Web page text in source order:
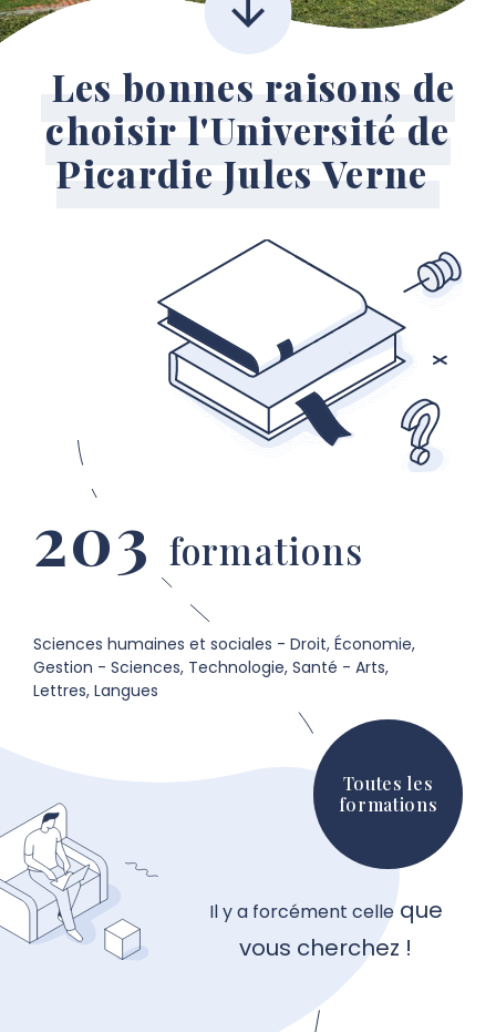
Les bonnes raisons de
choisir l'Université de
Picardie Jules Verne
203 formations
Sciences humaines et sociales - Droit, Économie,
Gestion - Sciences, Technologie, Santé - Arts,
Lettres, Langues
Toutes les
formations
Il y a forcément celle que
vous cherchez !